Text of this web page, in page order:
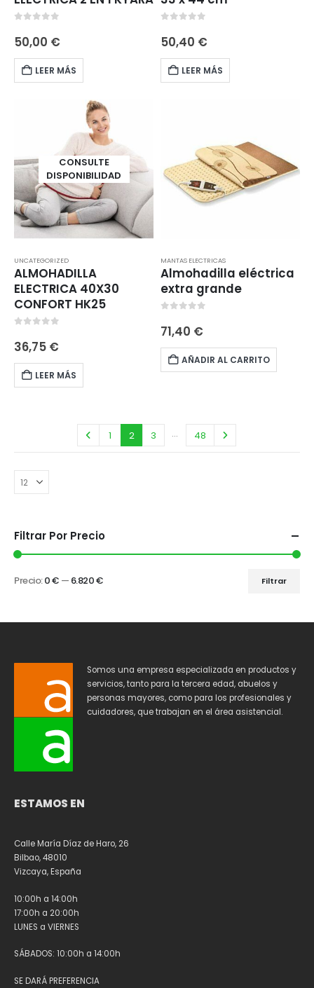
50,00 €
LEER MÁS
50,40 €
LEER MÁS
CONSULTE
DISPONIBILIDAD
UNCATEGORIZED
ALMOHADILLA
ELECTRICA 40X30
CONFORT HK25
36,75 €
LEER MÁS
MANTAS ELECTRICAS
Almohadilla eléctrica
extra grande
71,40 €
AÑADIR AL CARRITO
1 2 3 … 48
Filtrar Por Precio
Filtrar
Precio:0 € — 6.820 €
Somos una empresa especializada en productos y
servicios, tanto para la tercera edad, abuelos y
personas mayores, como para los profesionales y
cuidadores, que trabajan en el área asistencial.
ESTAMOS EN
Calle María Díaz de Haro, 26
Bilbao, 48010
Vizcaya, España
10:00h a 14:00h
17:00h a 20:00h
LUNES a VIERNES
SÁBADOS: 10:00h a 14:00h
SE DARÁ PREFERENCIA